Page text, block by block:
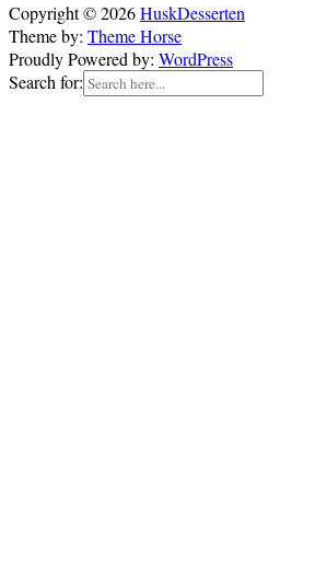
Copyright © 2026HuskDesserten
Theme by: Theme Horse
Proudly Powered by: WordPress
Search for: